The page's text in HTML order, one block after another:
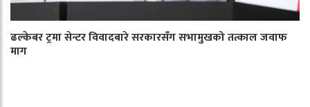
ढल्केबर ट्रमा सेन्टर विवादबारे सरकारसँग सभामुखको तत्काल जवाफ
माग